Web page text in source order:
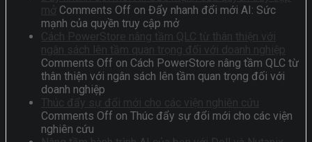
mở Comments Off on Đẩy nhanh đổi mới AI: Sức
mạnh của quyền truy cập mở
Cách PowerStore nâng tầm QLC từ thân thiện với
ngân sách lên tầm quan trọng đối với doanh nghiệp
Comments Off on Cách PowerStore nâng tầm QLC từ
thân thiện với ngân sách lên tầm quan trọng đối với
doanh nghiệp
Thúc đẩy sự đổi mới cho các viện nghiên cứu
Comments Off on Thúc đẩy sự đổi mới cho các viện
nghiên cứu